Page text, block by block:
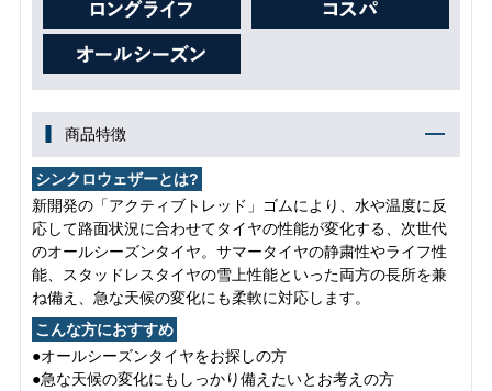
商品特徴
シンクロウェザーとは?
新開発の「アクティブトレッド」ゴムにより、水や温度に反
応して路面状況に合わせてタイヤの性能が変化する、次世代
のオールシーズンタイヤ。サマータイヤの静粛性やライフ性
能、スタッドレスタイヤの雪上性能といった両方の長所を兼
ね備え、急な天候の変化にも柔軟に対応します。
こんな方におすすめ
●オールシーズンタイヤをお探しの方
●急な天候の変化にもしっかり備えたいとお考えの方